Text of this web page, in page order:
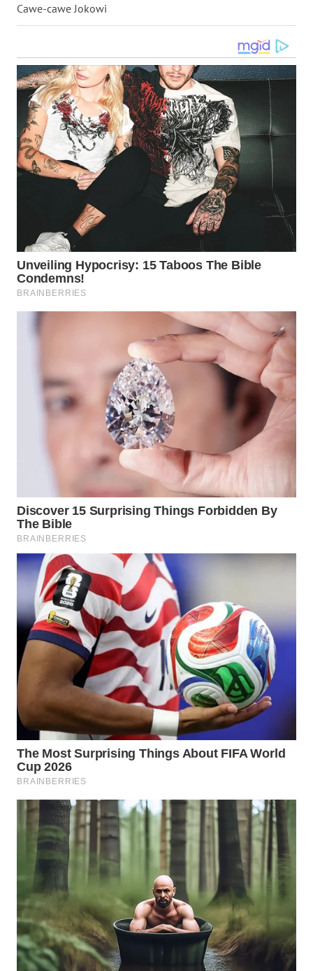
Cawe-cawe Jokowi
WN
KALTENG
WN
KALTARA
WN
KALTIM
WN
SULSEL
WN
WN
MALUT
WN
DAIRI
WN
DANAU
TOBA
WN
LANGKAT
WN
SELATAN
WN
TANJUNG
LESUNG
WN
KARO
WN